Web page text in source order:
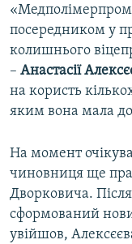
посередником у
колишнього
– Анастасії
на користь
яким вона мала
На момент
чиновниця ще
Дворковича. Після
сформований
увійшов,